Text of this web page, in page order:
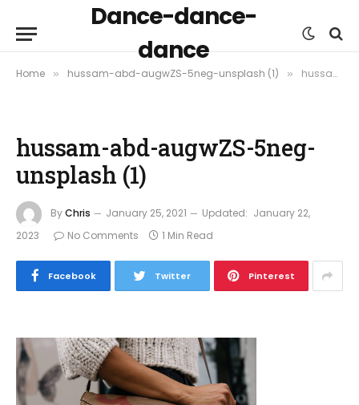
Dance-dance-
dance
Home » hussam-abd-augwZS-5neg-unsplash (1) » hussam-abd-augwZS-5neg-unsplash (1)
hussam-abd-augwZS-5neg-
unsplash (1)
ByChris January 25, 2021 Updated: January 22,
2023
No Comments 1 Min Read
Facebook Twitter Pinterest